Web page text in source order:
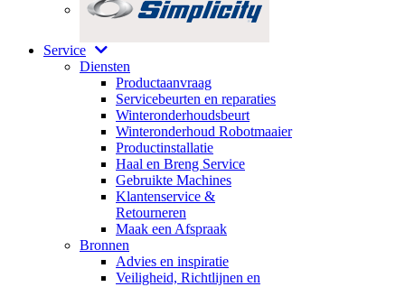
Service
Diensten
Productaanvraag
Servicebeurten en reparaties
Winteronderhoudsbeurt
Winteronderhoud Robotmaaier
Productinstallatie
Haal en Breng Service
Gebruikte Machines
Klantenservice &
Retourneren
Maak een Afspraak
Bronnen
Advies en inspiratie
Veiligheid, Richtlijnen en